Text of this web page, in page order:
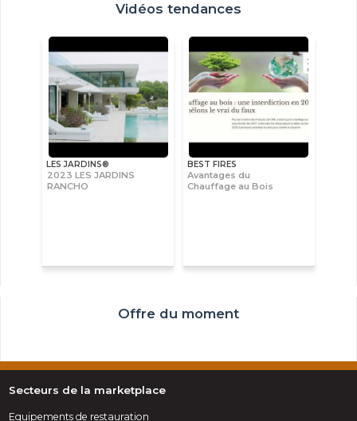
Vidéos tendances
LES JARDINS®
2023 LES JARDINS
RANCHO
BEST FIRES
Avantages du
Chauffage au Bois
Offre du moment
Secteurs de la marketplace
Equipements de restauration